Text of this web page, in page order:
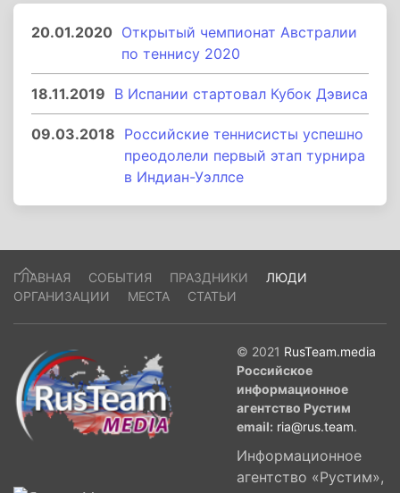
20.01.2020 Открытый чемпионат Австралии
по теннису 2020
18.11.2019 В Испании стартовал Кубок Дэвиса
09.03.2018 Российские теннисисты успешно
преодолели первый этап турнира
в Индиан-Уэллсе
ГЛАВНАЯ СОБЫТИЯ ПРАЗДНИКИ
ЛЮДИ
ОРГАНИЗАЦИИ
МЕСТА СТАТЬИ
© 2021 RusTeam.media
Российское
информационное
агентство Рустим
email: ria@rus.team.
Информационное
агентство «Рустим»,